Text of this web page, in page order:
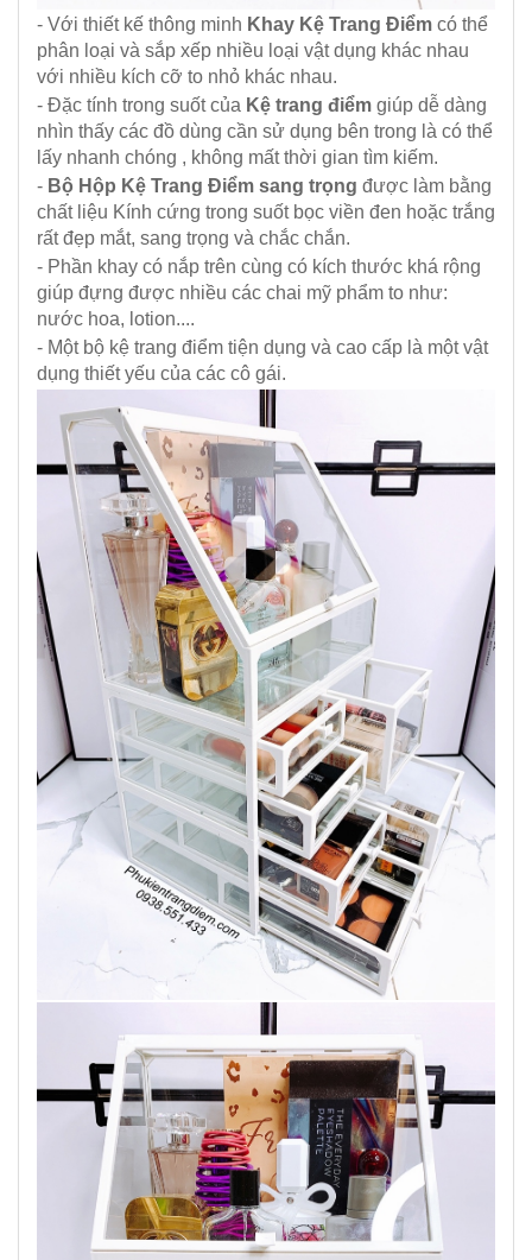
- Với thiết kế thông minh Khay Kệ Trang Điểm có thể
phân loại và sắp xếp nhiều loại vật dụng khác nhau
với nhiều kích cỡ to nhỏ khác nhau.
- Đặc tính trong suốt của Kệ trang điểm giúp dễ dàng
nhìn thấy các đồ dùng cần sử dụng bên trong là có thể
lấy nhanh chóng , không mất thời gian tìm kiếm.
- Bộ Hộp Kệ Trang Điểm sang trọng được làm bằng
chất liệu Kính cứng trong suốt bọc viền đen hoặc trắng
rất đẹp mắt, sang trọng và chắc chắn.
- Phần khay có nắp trên cùng có kích thước khá rộng
giúp đựng được nhiều các chai mỹ phẩm to như:
nước hoa, lotion....
- Một bộ kệ trang điểm tiện dụng và cao cấp là một vật
dụng thiết yếu của các cô gái.